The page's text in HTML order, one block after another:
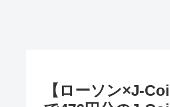
【ローソン×J-